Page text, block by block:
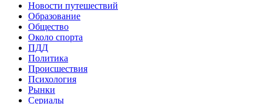
Новости путешествий
Образование
Общество
Около спорта
ПДД
Политика
Происшествия
Психология
Рынки
Сериалы